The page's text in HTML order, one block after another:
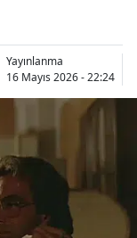
Bilecik
Bingöl
Bitlis
Burdur
Bursa
Yayınlanma
16 Mayıs 2026 - 22:24